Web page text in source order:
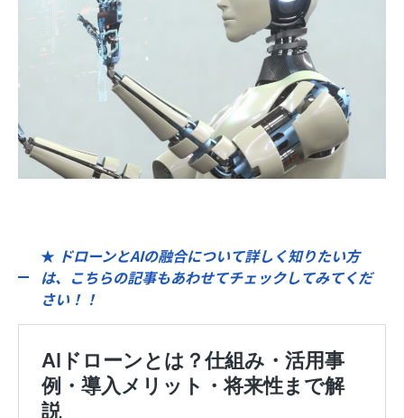
★ ドローンとAIの融合について詳しく知りたい方
は、こちらの記事もあわせてチェックしてみてくだ
さい！！